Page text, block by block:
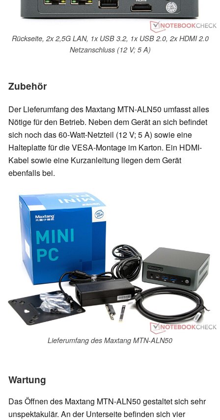
Rückseite, 2x 2,5G LAN, 1x USB 3.2, 1x USB 2.0, 2x HDMI 2.0
Netzanschluss (12 V; 5 A)
Zubehör
Der Lieferumfang des Maxtang MTN-ALN50 umfasst alles
Nötige für den Betrieb. Neben dem Gerät an sich befindet
sich noch das 60-Watt-Netzteil (12 V; 5 A) sowie eine
Halteplatte für die VESA-Montage im Karton. Ein HDMI-
Kabel sowie eine Kurzanleitung liegen dem Gerät
ebenfalls bei.
Lieferumfang des Maxtang MTN-ALN50
Wartung
Das Öffnen des Maxtang MTN-ALN50 gestaltet sich sehr
unspektakulär. An der Unterseite befinden sich vier